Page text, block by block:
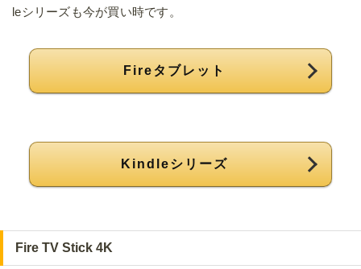
leシリーズも今が買い時です。
Fireタブレット
Kindleシリーズ
Fire TV Stick 4K